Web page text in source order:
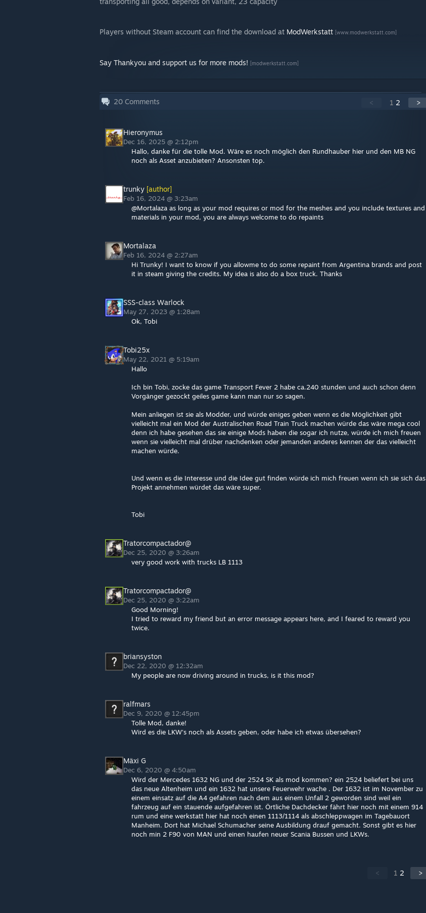
Players without Steam account can find the download at ModWerkstatt [www.modwerkstatt.com]
Say Thankyou and support us for more mods! [modwerkstatt.com]
20 Comments < 1 2 >
Hieronymus
Dec 16, 2025 @ 2:12pm
Hallo, danke für die tolle Mod. Wäre es noch möglich den Rundhauber hier und den MB NG
noch als Asset anzubieten? Ansonsten top.
trunky [author]
Feb 16, 2024 @ 3:23am
@Mortalaza as long as your mod requires or mod for the meshes and you include textures and
materials in your mod, you are always welcome to do repaints
Mortalaza
Feb 16, 2024 @ 2:27am
Hi Trunky! I want to know if you allowme to do some repaint from Argentina brands and post
it in steam giving the credits. My idea is also do a box truck. Thanks
SSS-class Warlock
May 27, 2023 @ 1:28am
Ok, Tobi
Tobi25x
May 22, 2021 @ 5:19am
Hallo
Ich bin Tobi, zocke das game Transport Fever 2 habe ca.240 stunden und auch schon denn
Vorgänger gezockt geiles game kann man nur so sagen.
Mein anliegen ist sie als Modder, und würde einiges geben wenn es die Möglichkeit gibt
vielleicht mal ein Mod der Australischen Road Train Truck machen würde das wäre mega cool
denn ich habe gesehen das sie einige Mods haben die sogar ich nutze, würde ich mich freuen
wenn sie vielleicht mal drüber nachdenken oder jemanden anderes kennen der das vielleicht
machen würde.
Und wenn es die Interesse und die Idee gut finden würde ich mich freuen wenn ich sie sich das
Projekt annehmen würdet das wäre super.
Tobi
Tratorcompactador@
Dec 25, 2020 @ 3:26am
very good work with trucks LB 1113
Tratorcompactador@
Dec 25, 2020 @ 3:22am
Good Morning!
I tried to reward my friend but an error message appears here, and I feared to reward you
twice.
briansyston
Dec 22, 2020 @ 12:32am
My people are now driving around in trucks, is it this mod?
ralfmars
Dec 9, 2020 @ 12:45pm
Tolle Mod, danke!
Wird es die LKW's noch als Assets geben, oder habe ich etwas übersehen?
Mäxi G
Dec 6, 2020 @ 4:50am
Wird der Mercedes 1632 NG und der 2524 SK als mod kommen? ein 2524 beliefert bei uns
das neue Altenheim und ein 1632 hat unsere Feuerwehr wache . Der 1632 ist im November zu
einem einsatz auf die A4 gefahren nach dem aus einem Unfall 2 geworden sind weil ein
fahrzeug auf ein stauende aufgefahren ist. Örtliche Dachdecker fährt hier noch mit einem 914
rum und eine werkstatt hier hat noch einen 1113/1114 als abschleppwagen im Tagebauort
Manheim. Dort hat Michael Schumacher seine Ausbildung drauf gemacht. Sonst gibt es hier
noch min 2 F90 von MAN und einen haufen neuer Scania Bussen und LKWs.
< 1 2 >